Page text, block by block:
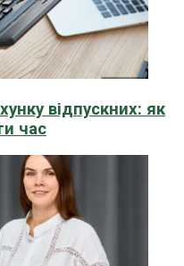
відпускних: як
час